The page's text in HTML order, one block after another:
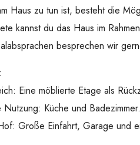
Haus zu tun ist, besteht die
kannst du das Haus im
besprechen wir
Eine möblierte Etage als
Küche und Badezimmer.
Große Einfahrt, Garage und